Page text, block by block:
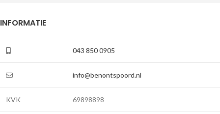
INFORMATIE
043 850 0905
info@benontspoord.nl
KVK 69898898